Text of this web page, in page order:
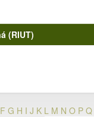
(RIUT)
F G H I J K L M N O P Q